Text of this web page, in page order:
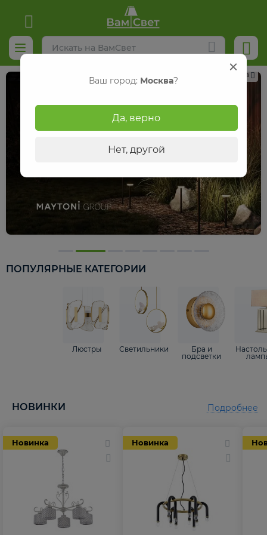
Реклама
ПОПУЛЯРНЫЕ КАТЕГОРИИ
Люстры Светильники
Бра и
подсветки
НОВИНКИ
Новинка Новинка
Подробнее
Ваш город: Москва?
Да, верно
Нет, другой